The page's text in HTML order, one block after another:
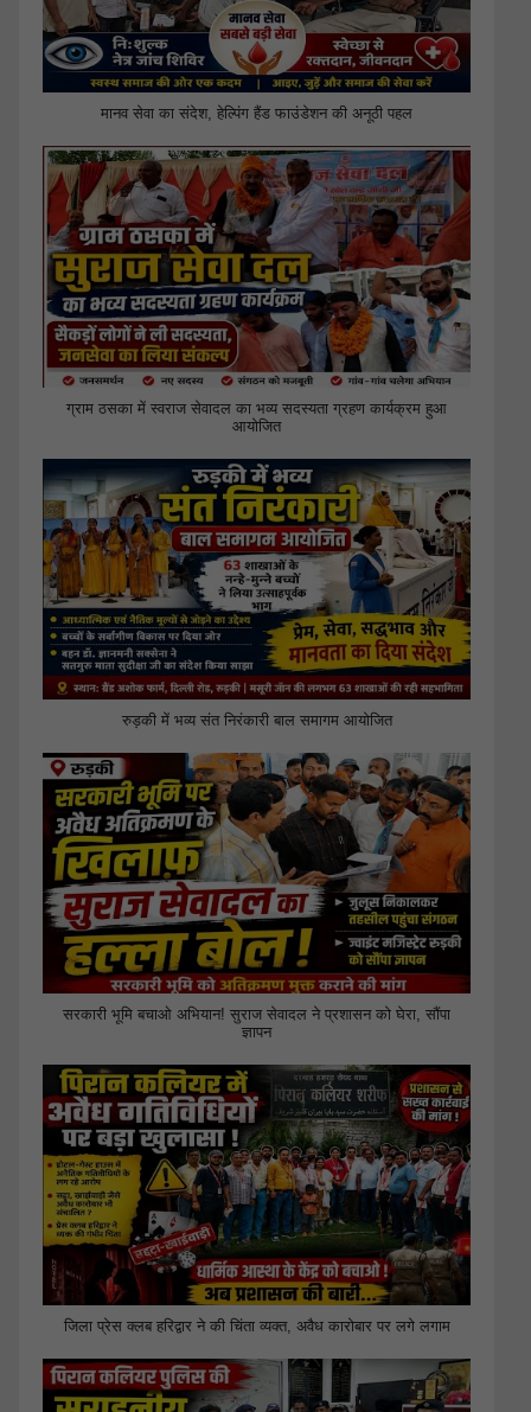
मानव सेवा का संदेश, हेल्पिंग हैंड फाउंडेशन की अनूठी पहल
ग्राम ठसका में स्वराज सेवादल का भव्य सदस्यता ग्रहण कार्यक्रम हुआ
आयोजित
रुड़की में भव्य संत निरंकारी बाल समागम आयोजित
सरकारी भूमि बचाओ अभियान! सुराज सेवादल ने प्रशासन को घेरा, सौंपा
ज्ञापन
जिला प्रेस क्लब हरिद्वार ने की चिंता व्यक्त, अवैध कारोबार पर लगे लगाम